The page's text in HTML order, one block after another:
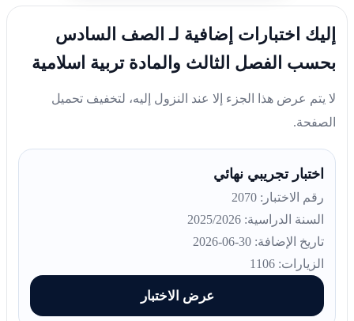
إليك اختبارات إضافية لـ الصف السادس
بحسب الفصل الثالث والمادة تربية اسلامية
لا يتم عرض هذا الجزء إلا عند النزول إليه، لتخفيف تحميل
الصفحة.
اختبار تجريبي نهائي
رقم الاختبار: 2070
السنة الدراسية: 2025/2026
تاريخ الإضافة: 30-06-2026
الزيارات: 1106
عرض الاختبار